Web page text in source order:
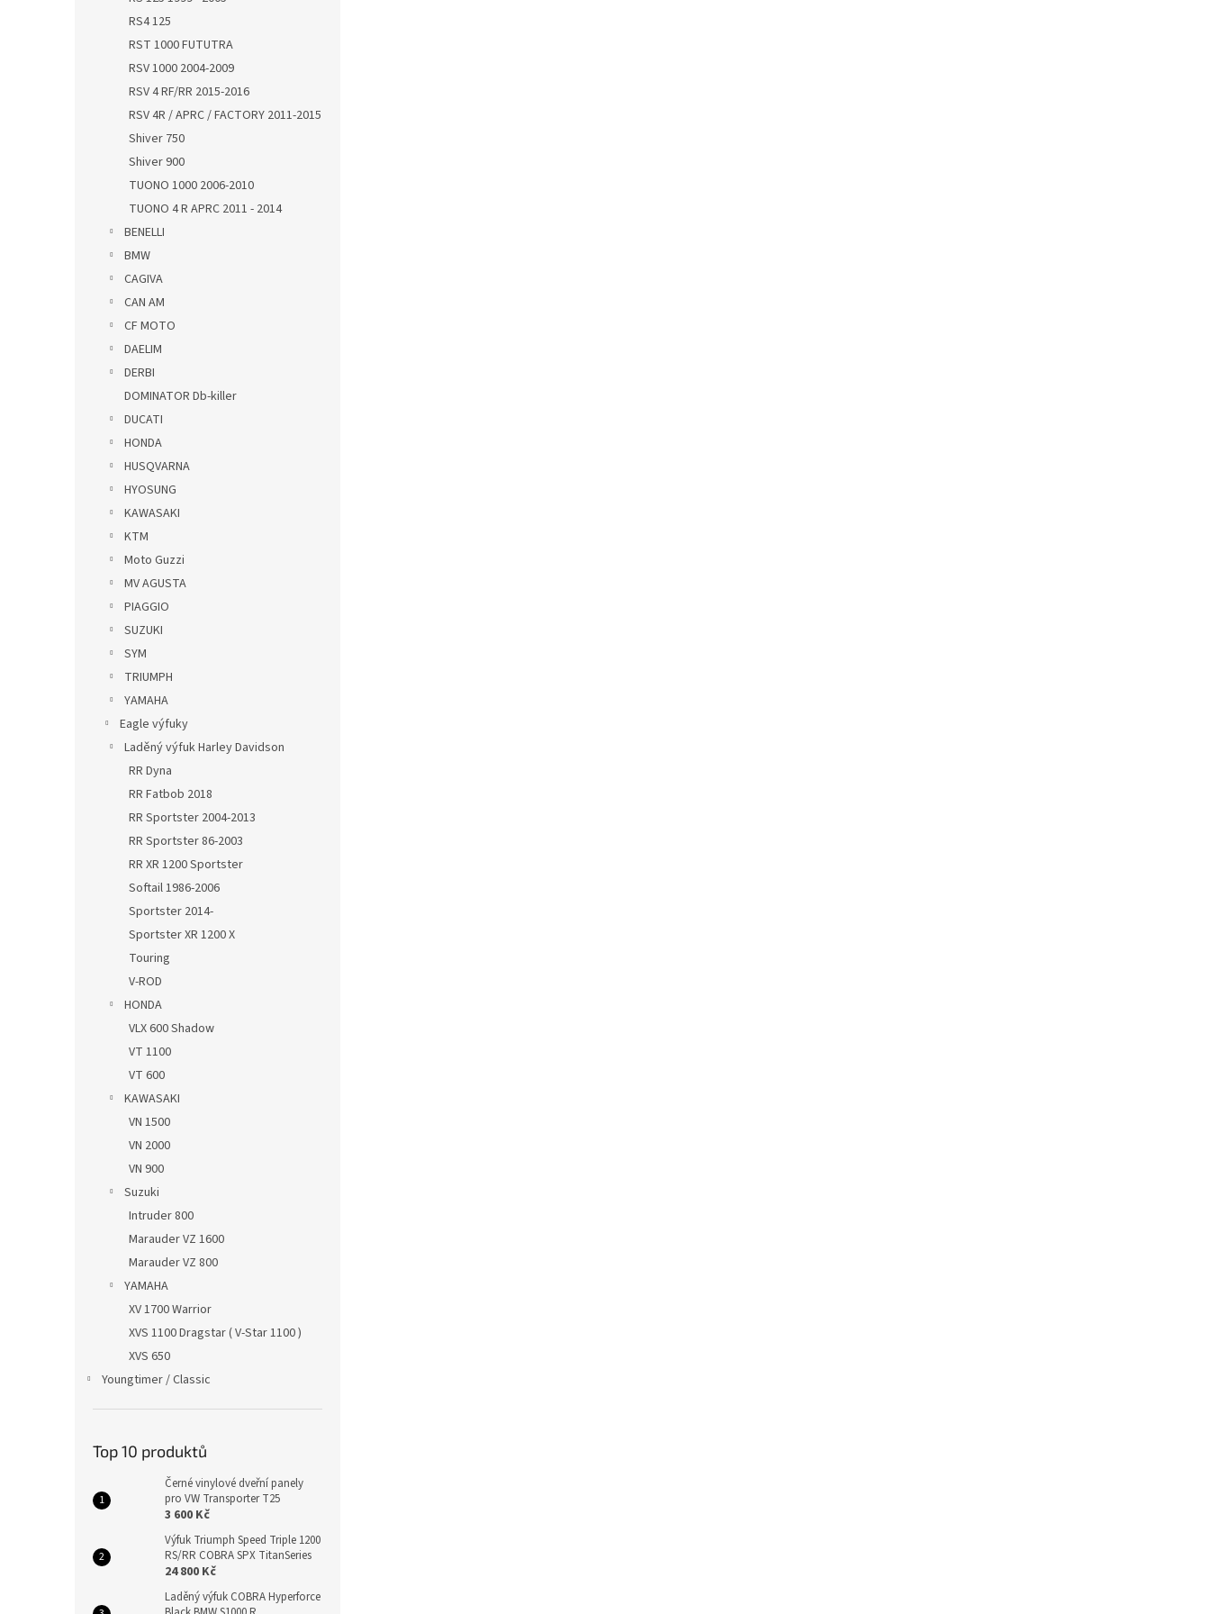
RS4 125
RST 1000 FUTUTRA
RSV 1000 2004-2009
RSV 4 RF/RR 2015-2016
RSV 4R / APRC / FACTORY 2011-2015
Shiver 750
Shiver 900
TUONO 1000 2006-2010
TUONO 4 R APRC 2011 - 2014
BENELLI
BMW
CAGIVA
CAN AM
CF MOTO
DAELIM
DERBI
DOMINATOR Db-killer
DUCATI
HONDA
HUSQVARNA
HYOSUNG
KAWASAKI
KTM
Moto Guzzi
MV AGUSTA
PIAGGIO
SUZUKI
SYM
TRIUMPH
YAMAHA
Eagle výfuky
Laděný výfuk Harley Davidson
RR Dyna
RR Fatbob 2018
RR Sportster 2004-2013
RR Sportster 86-2003
RR XR 1200 Sportster
Softail 1986-2006
Sportster 2014-
Sportster XR 1200 X
Touring
V-ROD
HONDA
VLX 600 Shadow
VT 1100
VT 600
KAWASAKI
VN 1500
VN 2000
VN 900
Suzuki
Intruder 800
Marauder VZ 1600
Marauder VZ 800
YAMAHA
XV 1700 Warrior
XVS 1100 Dragstar ( V-Star 1100 )
XVS 650
Youngtimer / Classic
Top 10 produktů
Černé vinylové dveřní panely
pro VW Transporter T25
3 600 Kč
Výfuk Triumph Speed Triple 1200
RS/RR COBRA SPX TitanSeries
24 800 Kč
Laděný výfuk COBRA Hyperforce